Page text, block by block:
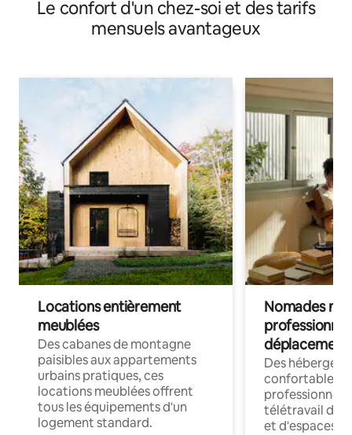
Max)Le confort d'un chez-soi et des tarifs
mensuels avantageux
Locations entièrement
meublées
Des cabanes de montagne
paisibles aux appartements
urbains pratiques, ces
locations meublées offrent
tous les équipements d'un
logement standard.
Nomades
déplacement
Des
confortables
professionnels
télétravail
et d'espaces